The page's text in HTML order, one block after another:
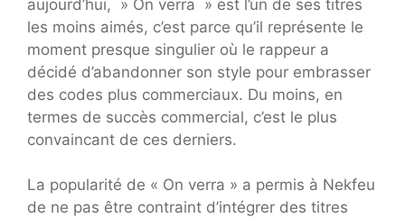
aujourd’hui, » On verra » est l’un de ses titres
les moins aimés, c’est parce qu’il représente le
moment presque singulier où le rappeur a
décidé d’abandonner son style pour embrasser
des codes plus commerciaux. Du moins, en
termes de succès commercial, c’est le plus
convaincant de ces derniers.
La popularité de « On verra » a permis à Nekfeu
de ne pas être contraint d’intégrer des titres